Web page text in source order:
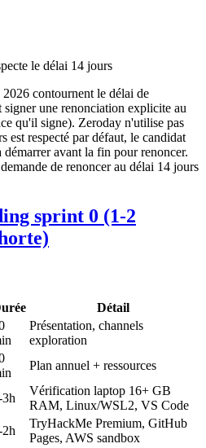
le délai 14 jours
contournent le délai de
une renonciation explicite au
qu'il signe). Zeroday n'utilise pas
est respecté par défaut, le candidat
avant la fin pour renoncer.
de renoncer au délai 14 jours
sprint 0 (1-2
Détail
Présentation, channels
exploration
Plan annuel + ressources
3h
Vérification laptop 16+ GB
RAM, Linux/WSL2, VS Code
2h
TryHackMe Premium, GitHub
Pages, AWS sandbox